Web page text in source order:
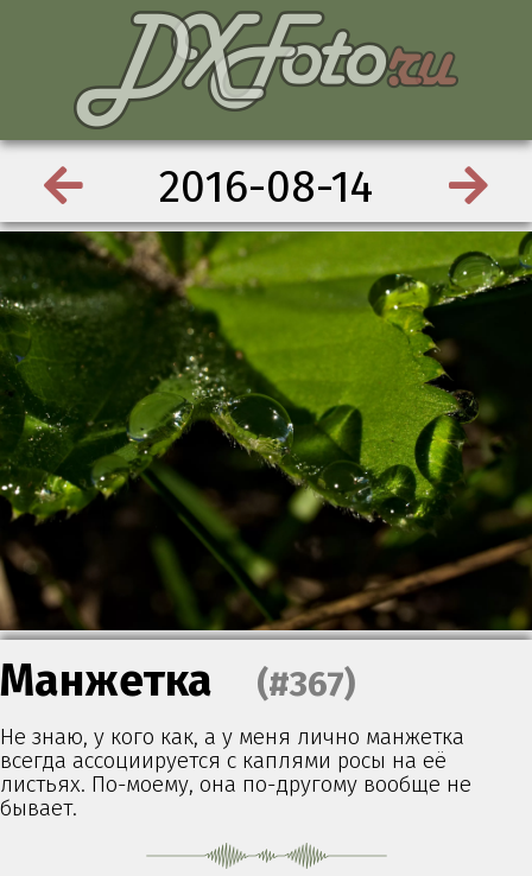
2016-08-14
Манжетка (#367)
Не знаю, у кого как, а у меня лично манжетка
всегда ассоциируется с каплями росы на её
листьях. По-моему, она по-другому вообще не
бывает.